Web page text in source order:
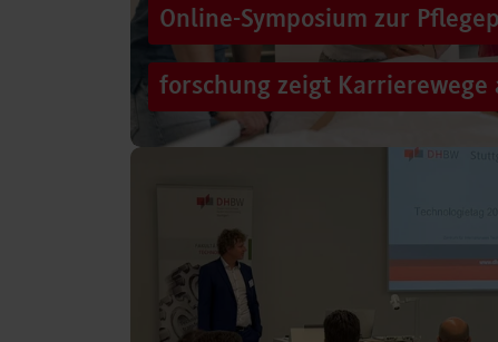
Online-Symposium zur
forschung zeigt Karrierewege
Von der Promotion in Australien über die
Führungsaufgaben – Drei…
Beitrag lesen